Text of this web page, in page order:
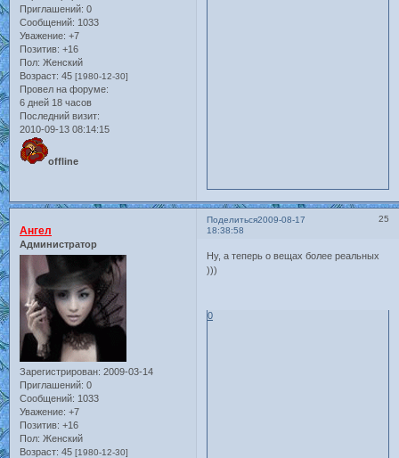
Приглашений: 0
Сообщений: 1033
Уважение: +7
Позитив: +16
Пол: Женский
Возраст: 45 [1980-12-30]
Провел на форуме:
6 дней 18 часов
Последний визит:
2010-09-13 08:14:15
offline
Поделиться 25
2009-08-17
18:38:58
Ангел
Администратор
Зарегистрирован: 2009-03-14
Приглашений: 0
Сообщений: 1033
Уважение: +7
Позитив: +16
Пол: Женский
Возраст: 45 [1980-12-30]
Ну, а теперь о вещах более реальных
)))
0